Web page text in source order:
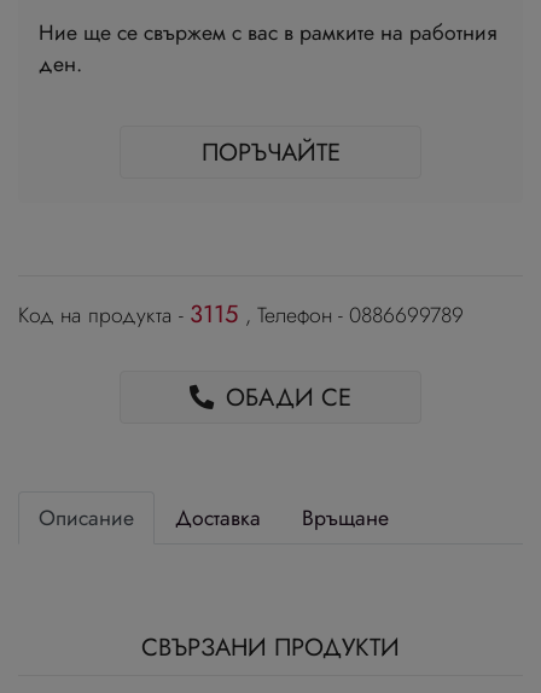
Ние ще се свържем с вас в рамките на работния
ден.
ПОРЪЧАЙТЕ
Код на продукта - 3115 , Телефон - 0886699789
ОБАДИ СЕ
Описание Доставка Връщане
СВЪРЗАНИ ПРОДУКТИ